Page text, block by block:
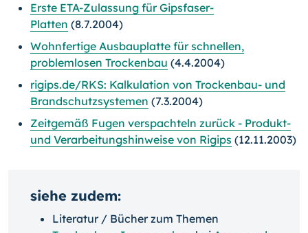
Erste ETA-Zulassung für Gipsfaser-
Platten (8.7.2004)
Wohnfertige Ausbauplatte für schnellen,
problemlosen Trockenbau (4.4.2004)
rigips.de/RKS: Kalkulation von Trockenbau- und
Brandschutzsystemen (7.3.2004)
Zeitgemäß Fugen verspachteln zurück - Produkt-
und Verarbeitungshinweise von Rigips (12.11.2003)
siehe zudem:
Literatur / Bücher zum Themen